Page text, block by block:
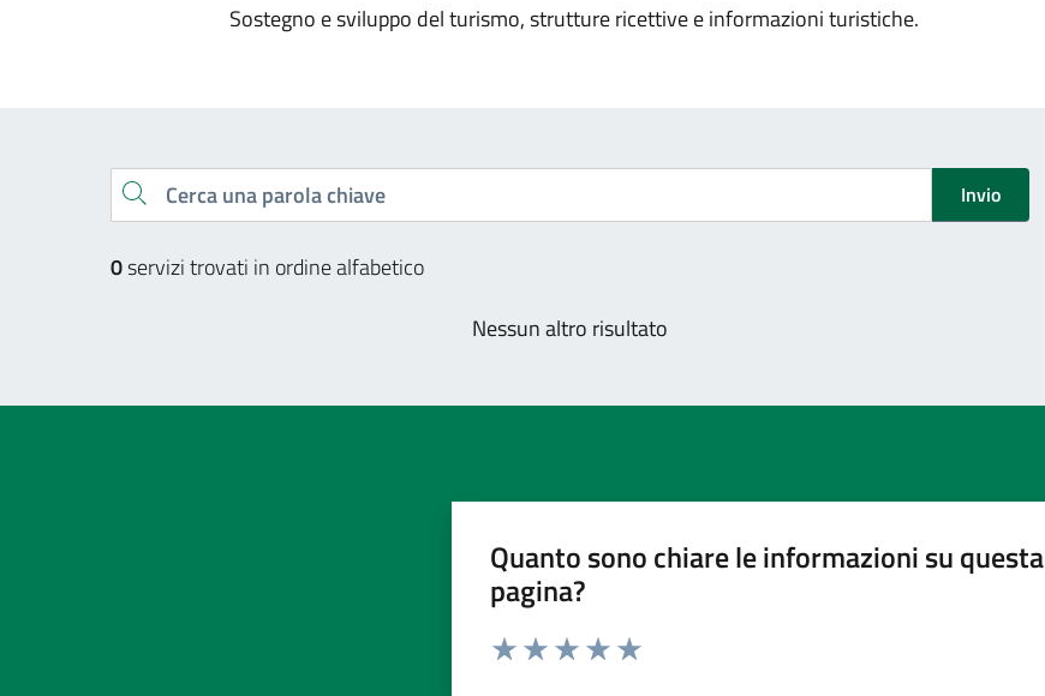
Sostegno e sviluppo del turismo, strutture ricettive e informazioni turistiche.
Cerca una parola chiave Invio
0servizi trovati in ordine alfabetico
Nessun altro risultato
Quanto sono chiare le informazioni su questa
pagina?